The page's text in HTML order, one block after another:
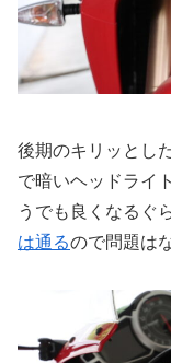
後期のキリッとし
で暗いヘッドライ
うでも良くなるぐ
は通るので問題は